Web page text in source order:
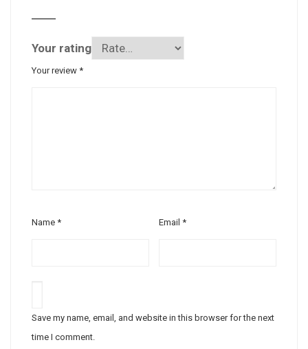
Your rating
Your review *
Name * Email*
Save my name, email, and website in this browser for the next
time I comment.